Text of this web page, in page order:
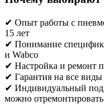
✔ Опыт работы с
15 лет
✔ Понимание
и Wabco
✔ Настройка и ремонт
✔ Гарантия на все виды
✔ Индивидуальный
можно отремонтировать